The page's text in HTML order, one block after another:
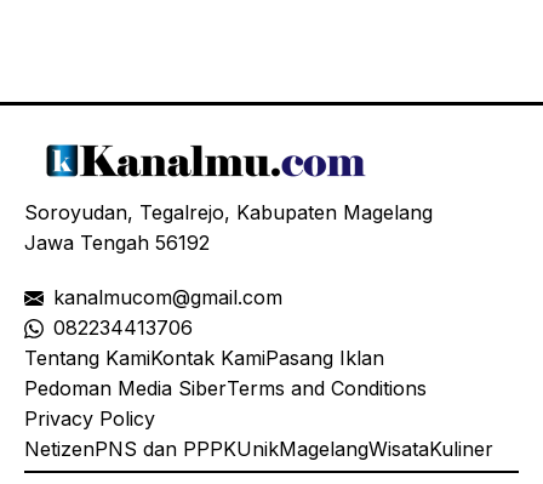
Soroyudan, Tegalrejo, Kabupaten Magelang
Jawa Tengah 56192
kanalmucom@gmail.com
082234413706
Tentang KamiKontak KamiPasang Iklan
Pedoman Media SiberTerms and Conditions
Privacy Policy
NetizenPNS dan PPPKUnikMagelangWisataKuliner